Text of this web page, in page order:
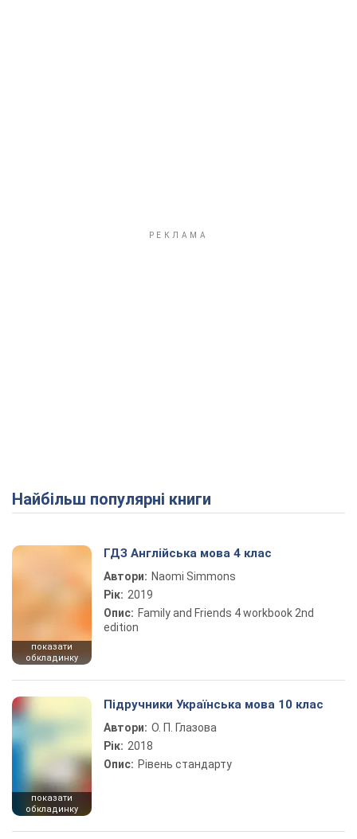
Найбільш популярні книги
показати
обкладинку
ГДЗ Англійська мова 4 клас
Автори: Naomi Simmons
Рік: 2019
Опис: Family and Friends 4 workbook 2nd
edition
показати
обкладинку
Підручники Українська мова 10 клас
Автори: О. П. Глазова
Рік: 2018
Опис: Рівень стандарту